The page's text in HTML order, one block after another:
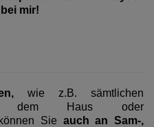
mir!
wie z.B. sämtlichen
dem Haus oder
Sie auch an Sam-,